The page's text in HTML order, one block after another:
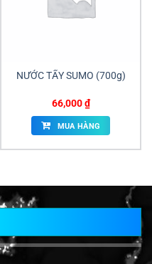
NƯỚC TẨY SUMO (700g)
66,000₫
MUA HÀNG